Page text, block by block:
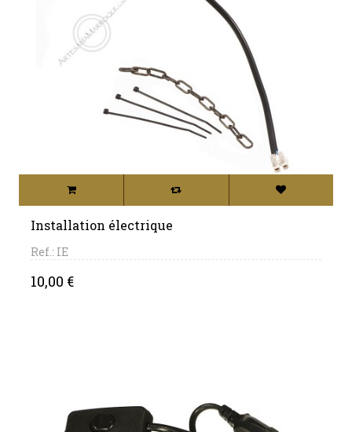
Installation électrique
Ref.: IE
Price
10,00 €